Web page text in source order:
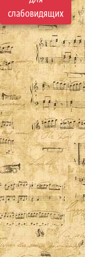
слабовидящих